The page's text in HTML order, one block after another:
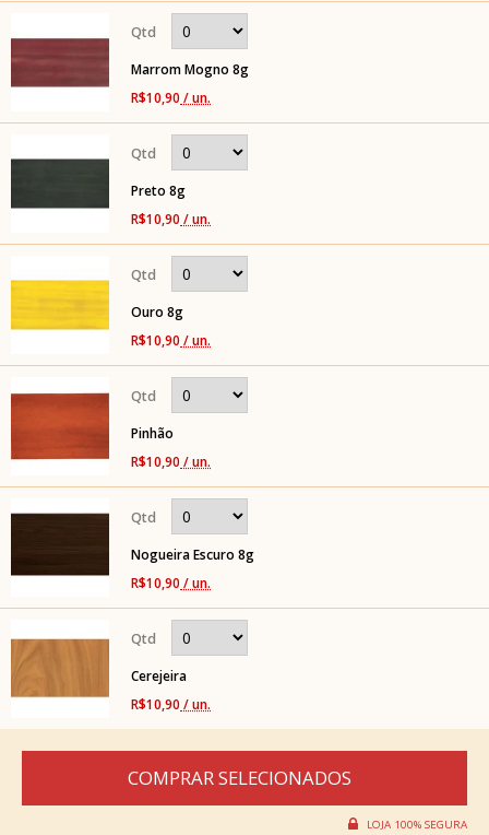
Marrom Mogno 8g
R$10,90 / un.
Preto 8g
R$10,90 / un.
Ouro 8g
R$10,90 / un.
Pinhão
R$10,90 / un.
Nogueira Escuro 8g
R$10,90 / un.
Cerejeira
R$10,90 / un.